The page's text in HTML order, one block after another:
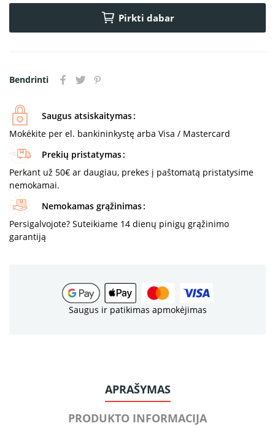
Pirkti dabar
Bendrinti
Saugus atsiskaitymas
Mokėkite per el. bankininkystę arba Visa / Mastercard
Prekių pristatymas
Perkant už 50€ ar daugiau, prekes į paštomatą pristatysime
nemokamai.
Nemokamas grąžinimas
Persigalvojote? Suteikiame 14 dienų pinigų grąžinimo
garantiją
Saugus ir patikimas apmokėjimas
APRAŠYMAS
PRODUKTO INFORMACIJA